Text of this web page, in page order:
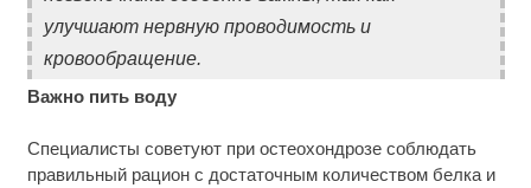
улучшают нервную проводимость и
кровообращение.
Важно пить воду
Специалисты советуют при остеохондрозе соблюдать
правильный рацион с достаточным количеством белка и